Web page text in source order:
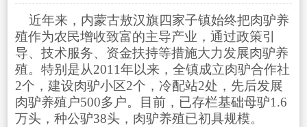
近年来，内蒙古敖汉旗四家子镇始终把肉驴养
殖作为农民增收致富的主导产业，通过政策引
导、技术服务、资金扶持等措施大力发展肉驴养
殖。特别是从2011年以来，全镇成立肉驴合作社
2个，建设肉驴小区2个，冷配站2处，先后发展
肉驴养殖户500多户。目前，已存栏基础母驴1.6
万头，种公驴38头，肉驴养殖已初具规模。